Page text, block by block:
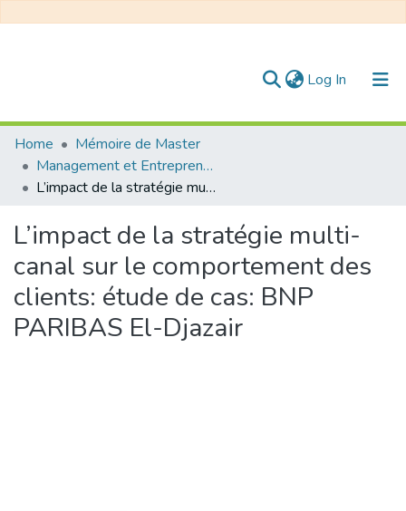
Log In (current)
Communities & Collections
All of DSpace
Home
Mémoire de Master
Management et Entrepreneuriat
L’impact de la stratégie multi-canal sur le comportement des clients: étude de cas: BNP PARIBAS El-Djazair
L’impact de la stratégie multi-
canal sur le comportement des
clients: étude de cas: BNP
PARIBAS El-Djazair